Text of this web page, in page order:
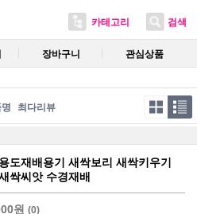
카테고리 검색
장바구니 관심상품
최다리뷰
도재배용기 새싹보리 새싹키우기
싹씨앗 수경재배
원 (0)